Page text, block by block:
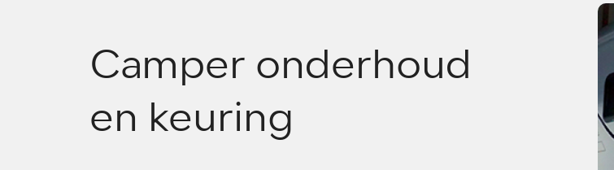
Camper onderhoud
en keuring